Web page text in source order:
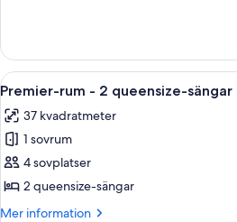
säng
rum
1
säng
Öppna
alla
foton
för
Premier-
rum
-
Ett
2
Premier-rum - 2 queensize-sängar
37 kvadratmeter
1 sovrum
4 sovplatser
2 queensize-sängar
Mer information
Mer